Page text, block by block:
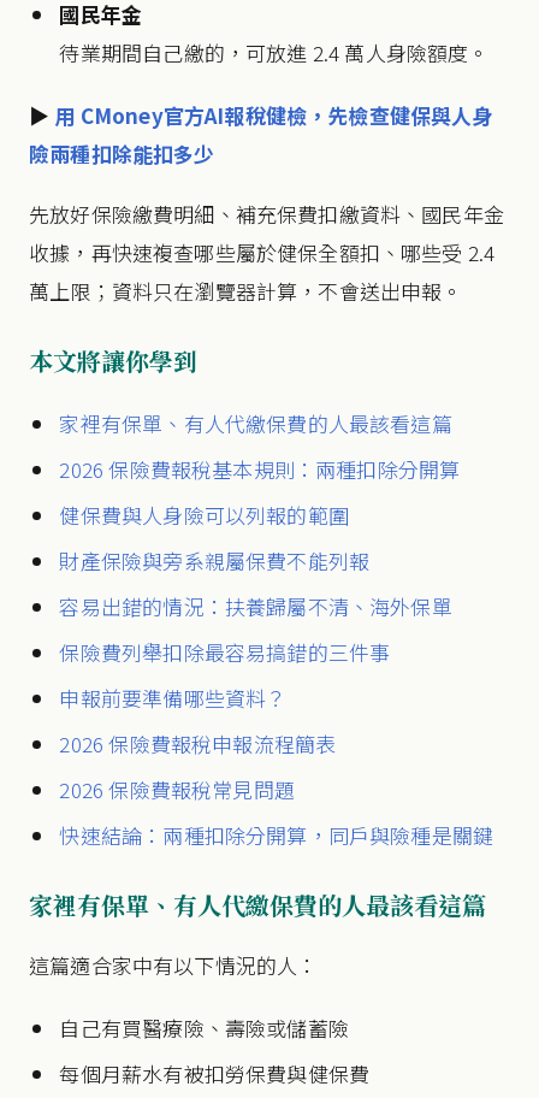
國民年金
待業期間自己繳的，可放進 2.4 萬人身險額度。
▶ 用 CMoney官方AI報稅健檢，先檢查健保與人身
險兩種扣除能扣多少
先放好保險繳費明細、補充保費扣繳資料、國民年金
收據，再快速複查哪些屬於健保全額扣、哪些受 2.4
萬上限；資料只在瀏覽器計算，不會送出申報。
本文將讓你學到
家裡有保單、有人代繳保費的人最該看這篇
2026 保險費報稅基本規則：兩種扣除分開算
健保費與人身險可以列報的範圍
財產保險與旁系親屬保費不能列報
容易出錯的情況：扶養歸屬不清、海外保單
保險費列舉扣除最容易搞錯的三件事
申報前要準備哪些資料？
2026 保險費報稅申報流程簡表
2026 保險費報稅常見問題
快速結論：兩種扣除分開算，同戶與險種是關鍵
家裡有保單、有人代繳保費的人最該看這篇
這篇適合家中有以下情況的人：
自己有買醫療險、壽險或儲蓄險
每個月薪水有被扣勞保費與健保費